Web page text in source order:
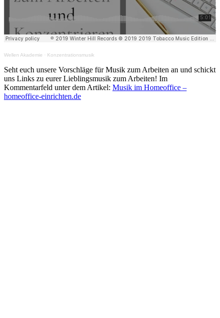
Wellen Akademie · Konzentrationsmusik
Seht euch unsere Vorschläge für Musik zum Arbeiten an und schickt
uns Links zu eurer Lieblingsmusik zum Arbeiten! Im
Kommentarfeld unter dem Artikel: Musik im Homeoffice –
homeoffice-einrichten.de